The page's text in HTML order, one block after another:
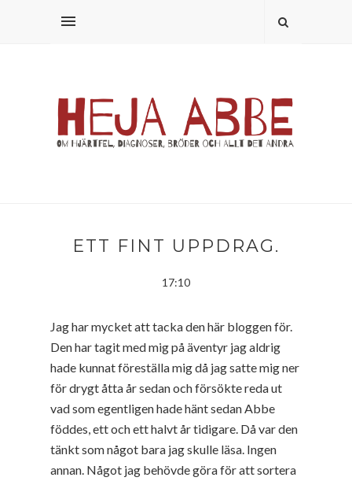
ETT FINT UPPDRAG.
17:10
Jag har mycket att tacka den här bloggen för.
Den har tagit med mig på äventyr jag aldrig
hade kunnat föreställa mig då jag satte mig ner
för drygt åtta år sedan och försökte reda ut
vad som egentligen hade hänt sedan Abbe
föddes, ett och ett halvt år tidigare. Då var den
tänkt som något bara jag skulle läsa. Ingen
annan. Något jag behövde göra för att sortera